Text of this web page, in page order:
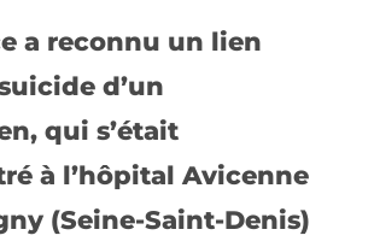
a reconnu un lien
d’un
qui s’était
à l’hôpital Avicenne
(Seine-Saint-Denis)